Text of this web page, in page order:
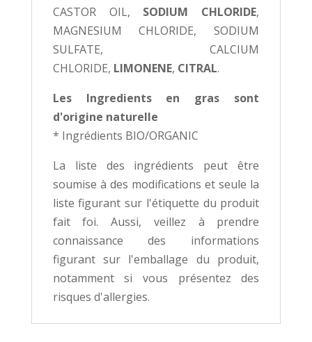
CASTOR OIL, SODIUM CHLORIDE,
MAGNESIUM CHLORIDE, SODIUM
SULFATE, CALCIUM
CHLORIDE, LIMONENE, CITRAL.
Les Ingredients en gras sont
d'origine naturelle
* Ingrédients BIO/ORGANIC
La liste des ingrédients peut être
soumise à des modifications et seule la
liste figurant sur l'étiquette du produit
fait foi. Aussi, veillez à prendre
connaissance des informations
figurant sur l'emballage du produit,
notamment si vous présentez des
risques d'allergies.